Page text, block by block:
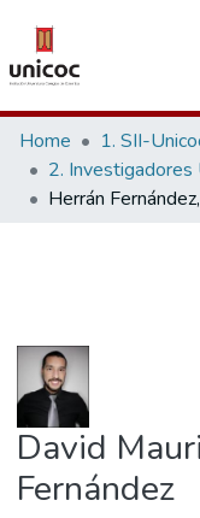
Communities &
Research Outputs
Home
2. Investigadores
David
Fernández